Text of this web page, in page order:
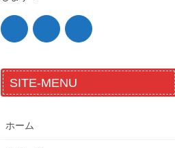
SITE-MENU
ホーム